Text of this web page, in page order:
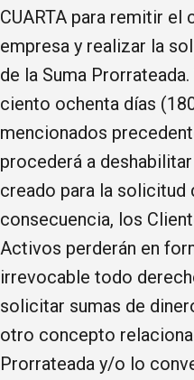
CUARTA para remitir
empresa y realizar la
de la Suma
ciento ochenta días
mencionados
procederá a
creado para la solicitud
consecuencia, los
Activos perderán en
irrevocable todo
solicitar sumas de
otro concepto
Prorrateada y/o lo